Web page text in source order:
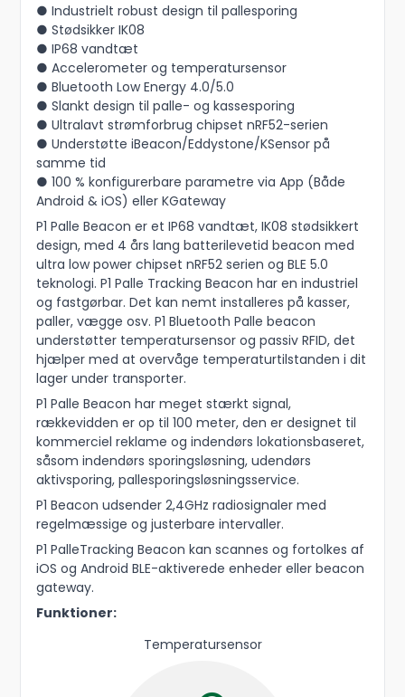
● Industrielt robust design til pallesporing
● Stødsikker IK08
● IP68 vandtæt
● Accelerometer og temperatursensor
● Bluetooth Low Energy 4.0/5.0
● Slankt design til palle- og kassesporing
● Ultralavt strømforbrug chipset nRF52-serien
● Understøtte iBeacon/Eddystone/KSensor på
samme tid
● 100 % konfigurerbare parametre via App (Både
Android & iOS) eller KGateway
P1 Palle Beacon er et IP68 vandtæt, IK08 stødsikkert
design, med 4 års lang batterilevetid beacon med
ultra low power chipset nRF52 serien og BLE 5.0
teknologi. P1 Palle Tracking Beacon har en industriel
og fastgørbar. Det kan nemt installeres på kasser,
paller, vægge osv. P1 Bluetooth Palle beacon
understøtter temperatursensor og passiv RFID, det
hjælper med at overvåge temperaturtilstanden i dit
lager under transporter.
P1 Palle Beacon har meget stærkt signal,
rækkevidden er op til 100 meter, den er designet til
kommerciel reklame og indendørs lokationsbaseret,
såsom indendørs sporingsløsning, udendørs
aktivsporing, pallesporingsløsningsservice.
P1 Beacon udsender 2,4GHz radiosignaler med
regelmæssige og justerbare intervaller.
P1 PalleTracking Beacon kan scannes og fortolkes af
iOS og Android BLE-aktiverede enheder eller beacon
gateway.
Funktioner:
Temperatursensor